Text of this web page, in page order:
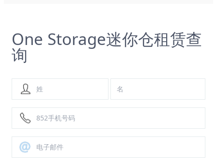
One Storage迷你仓租赁查
询